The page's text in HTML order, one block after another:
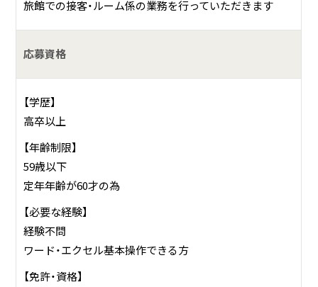
旅館での接客・ルーム係の業務を行っていただきます
応募資格
【学歴】
高卒以上
【年齢制限】
59歳以下
定年年齢が60才の為
【必要な経験】
経験不問
ワード・エクセル基本操作できる方
【免許・資格】